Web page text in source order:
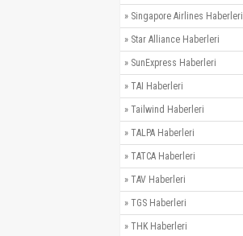
» Singapore Airlines Haberleri
» Star Alliance Haberleri
» SunExpress Haberleri
» TAI Haberleri
» Tailwind Haberleri
» TALPA Haberleri
» TATCA Haberleri
» TAV Haberleri
» TGS Haberleri
» THK Haberleri